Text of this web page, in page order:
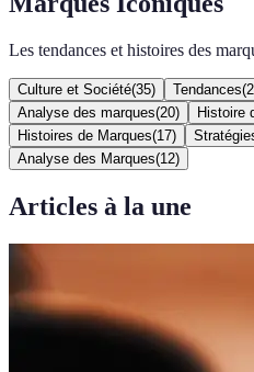
Les tendances et histoires des
Culture et Société(35) Tendances(
Analyse des marques(20) Histoire
Histoires de Marques(17)
Analyse des Marques(12)
Articles à la une